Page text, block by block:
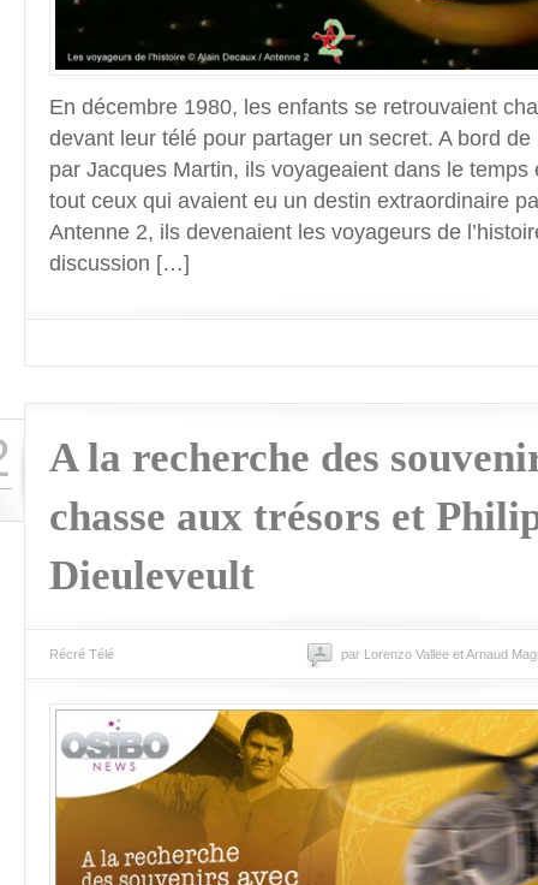
En décembre 1980, les enfants se retrouvaient
devant leur télé pour partager un secret. A bord de
par Jacques Martin, ils voyageaient dans le temps
tout ceux qui avaient eu un destin extraordinaire
Antenne 2, ils devenaient les voyageurs de
discussion […]
A la recherche des
chasse aux trésors et
Dieuleveult
Récré Télé par Lorenzo Vallee et Arnaud